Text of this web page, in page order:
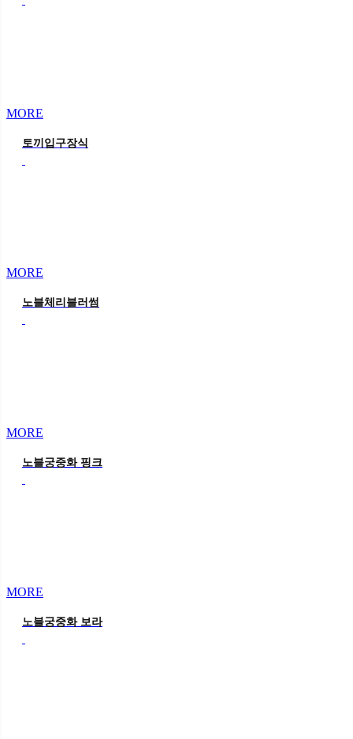
MORE
토끼입구장식
MORE
노블체리블러썸
MORE
노블궁중화 핑크
MORE
노블궁중화 보라